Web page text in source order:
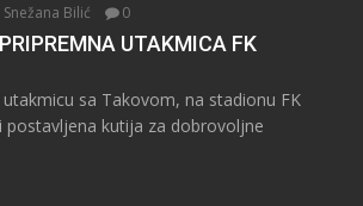
Snežana Bilić 0
UTAKMICA FK
sa Takovom, na stadionu FK
postavljena kutija za dobrovoljne